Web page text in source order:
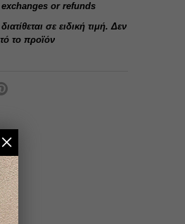
or refunds
σε ειδική τιμή. Δεν
το προϊόν
×